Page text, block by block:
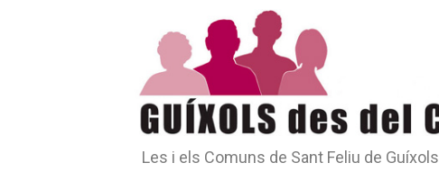
Les i els Comuns de Sant Feliu de Guíxols